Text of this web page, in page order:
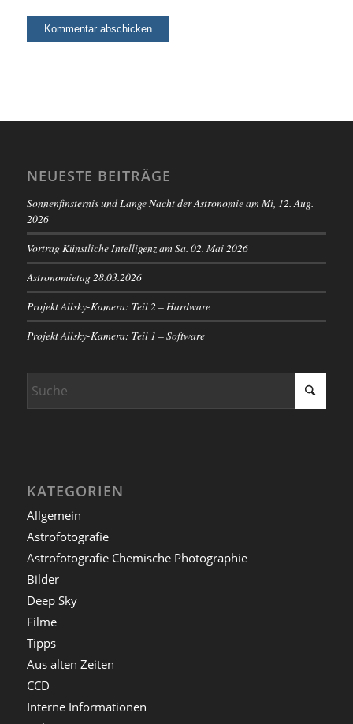
NEUESTE BEITRÄGE
Sonnenfinsternis und Lange Nacht der Astronomie am Mi, 12. Aug.
2026
Vortrag Künstliche Intelligenz am Sa. 02. Mai 2026
Astronomietag 28.03.2026
Projekt Allsky-Kamera: Teil 2 – Hardware
Projekt Allsky-Kamera: Teil 1 – Software
KATEGORIEN
Allgemein
Astrofotografie
Astrofotografie Chemische Photographie
Bilder
Deep Sky
Filme
Tipps
Aus alten Zeiten
CCD
Interne Informationen